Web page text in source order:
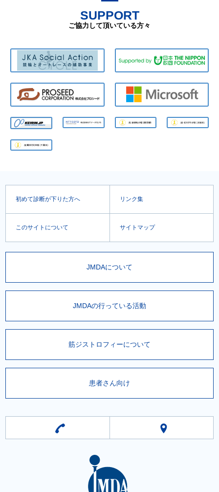
SUPPORT
ご協力して頂いている方々
初めて診断が下りた方へ リンク集
このサイトについて サイトマップ
JMDAについて
JMDAの行っている活動
筋ジストロフィーについて
患者さん向け